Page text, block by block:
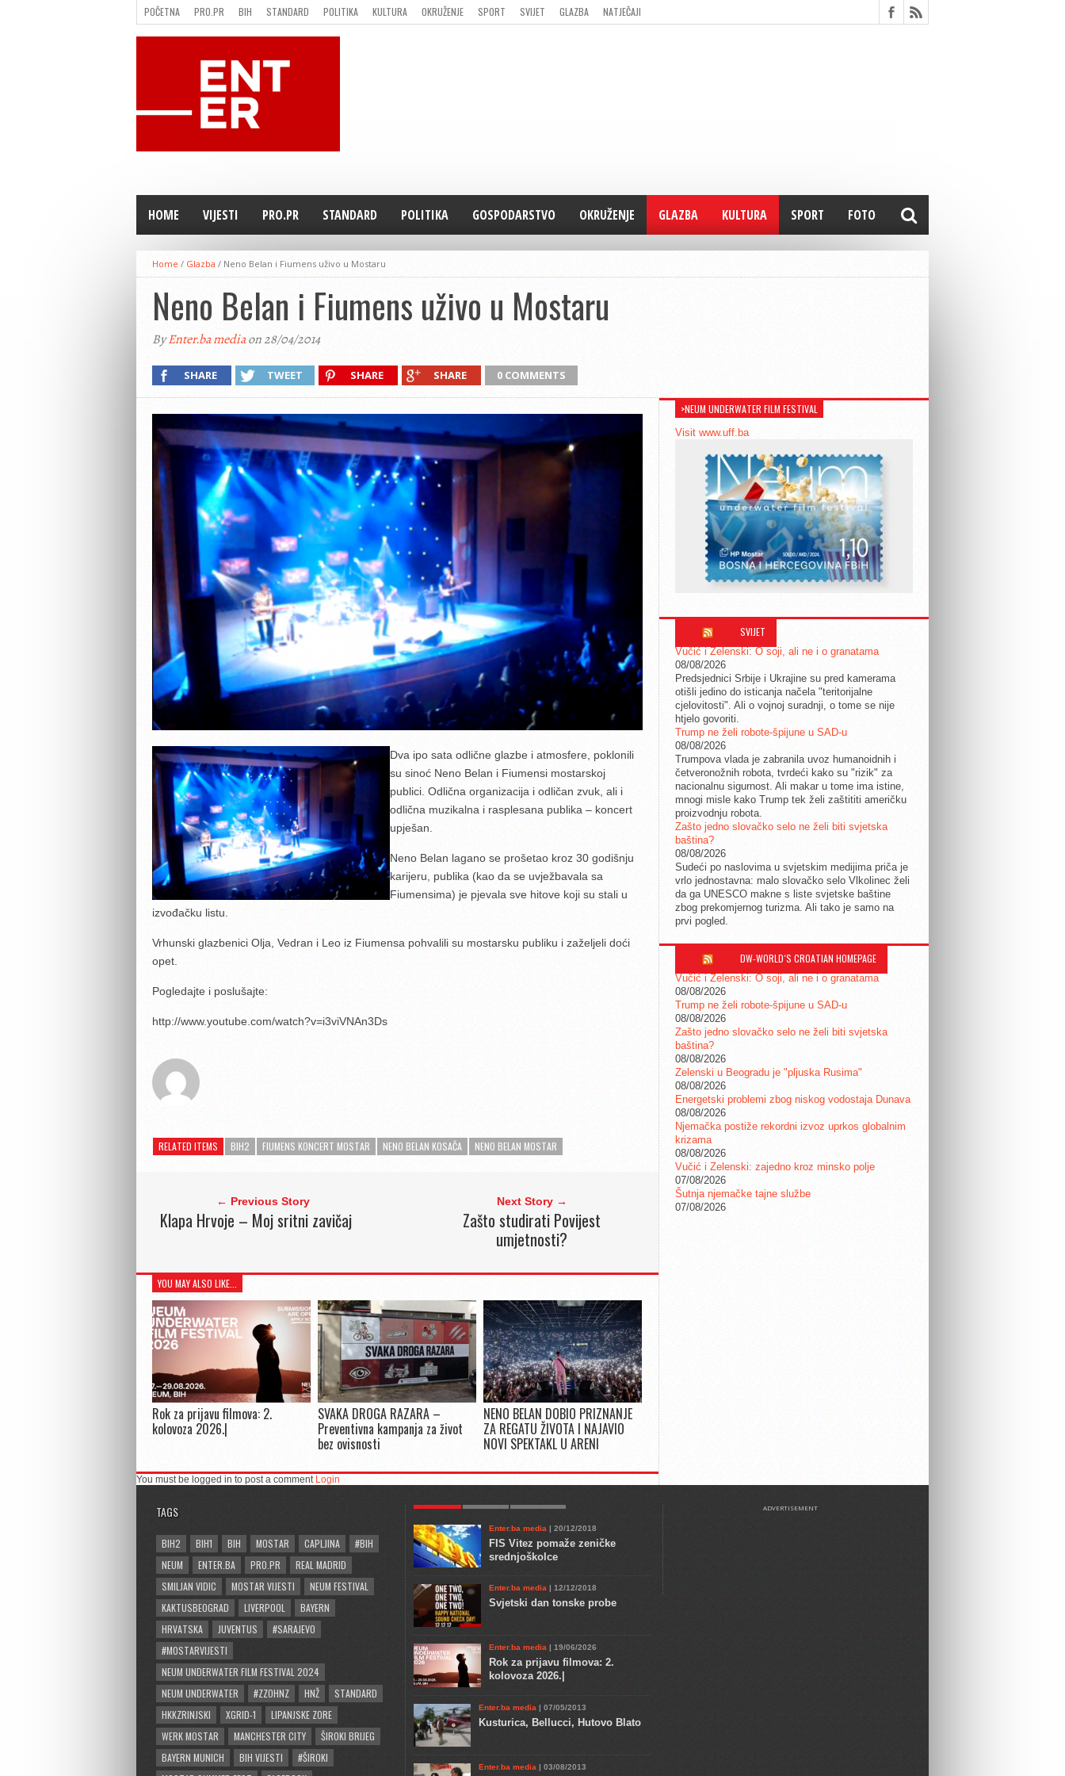
POČETNA PRO.PR BIH STANDARD POLITIKA KULTURA OKRUŽENJE SPORT SVIJET GLAZBA
NATJEČAJI
FILMING LOCATION IN BH
KONTAKT
HOME VIJESTI PRO.PR STANDARD POLITIKA GOSPODARSTVO OKRUŽENJE GLAZBA KULTURA SPORT FOTO
Home / Glazba / Neno Belan i Fiumens uživo u Mostaru
Neno Belan i Fiumens uživo u Mostaru
ByEnter.ba mediaon 28/04/2014
SHARE TWEET SHARE SHARE 0 COMMENTS
Dva ipo sata odlične glazbe i atmosfere, poklonili
su sinoć Neno Belan i Fiumensi mostarskoj
publici. Odlična organizacija i odličan zvuk, ali i
odlična muzikalna i rasplesana publika – koncert
upješan.
Neno Belan lagano se prošetao kroz 30 godišnju
karijeru, publika (kao da se uvježbavala sa
Fiumensima) je pjevala sve hitove koji su stali u
izvođačku listu.
Vrhunski glazbenici Olja, Vedran i Leo iz Fiumensa pohvalili su mostarsku publiku i zaželjeli doći
opet.
Pogledajte i poslušajte:
http://www.youtube.com/watch?v=i3viVNAn3Ds
RELATED ITEMS BIH2 FIUMENS KONCERT MOSTAR NENO BELAN KOSAČA NENO BELAN MOSTAR
← Previous Story
Klapa Hrvoje – Moj sritni zavičaj
Next Story →
Zašto studirati Povijest
umjetnosti?
YOU MAY ALSO LIKE...
Rok za prijavu filmova: 2.
kolovoza 2026.|
SVAKA DROGA RAZARA –
Preventivna kampanja za život
bez ovisnosti
NENO BELAN DOBIO PRIZNANJE
ZA REGATU ŽIVOTA I NAJAVIO
NOVI SPEKTAKL U ARENI
You must be logged in to post a comment Login
>NEUM UNDERWATER FILM FESTIVAL
Visit www.uff.ba
SVIJET
Vučić i Zelenski: O soji, ali ne i o granatama
08/08/2026
Predsjednici Srbije i Ukrajine su pred kamerama
otišli jedino do isticanja načela "teritorijalne
cjelovitosti". Ali o vojnoj suradnji, o tome se nije
htjelo govoriti.
Trump ne želi robote-špijune u SAD-u
08/08/2026
Trumpova vlada je zabranila uvoz humanoidnih i
četveronožnih robota, tvrdeći kako su "rizik" za
nacionalnu sigurnost. Ali makar u tome ima istine,
mnogi misle kako Trump tek želi zaštititi američku
proizvodnju robota.
Zašto jedno slovačko selo ne želi biti svjetska
baština?
08/08/2026
Sudeći po naslovima u svjetskim medijima priča je
vrlo jednostavna: malo slovačko selo Vlkolinec želi
da ga UNESCO makne s liste svjetske baštine
zbog prekomjernog turizma. Ali tako je samo na
prvi pogled.
DW-WORLD´S CROATIAN HOMEPAGE
Vučić i Zelenski: O soji, ali ne i o granatama
08/08/2026
Trump ne želi robote-špijune u SAD-u
08/08/2026
Zašto jedno slovačko selo ne želi biti svjetska
baština?
08/08/2026
Zelenski u Beogradu je "pljuska Rusima"
08/08/2026
Energetski problemi zbog niskog vodostaja Dunava
08/08/2026
Njemačka postiže rekordni izvoz uprkos globalnim
krizama
08/08/2026
Vučić i Zelenski: zajedno kroz minsko polje
07/08/2026
Šutnja njemačke tajne službe
07/08/2026
TAGS
BIH2 BIH1 BIH MOSTAR CAPLJINA
#BIH
NEUM
ENTER.BA PRO.PR
REAL MADRID
SMILJAN VIDIC
MOSTAR VIJESTI
NEUM FESTIVAL
KAKTUSBEOGRAD
LIVERPOOL
BAYERN
HRVATSKA
JUVENTUS
#SARAJEVO
#MOSTARVIJESTI
NEUM UNDERWATER FILM FESTIVAL 2024
NEUM UNDERWATER
#ZZOHNZ HNŽ
STANDARD
HKKZRINJSKI
XGRID-1
LIPANJSKE ZORE
WERK MOSTAR
MANCHESTER CITY
ŠIROKI BRIJEG
BAYERN MUNICH
BIH VIJESTI
#ŠIROKI
Enter.ba media | 20/12/2018
FIS Vitez pomaže zeničke
srednjoškolce
Enter.ba media | 12/12/2018
Svjetski dan tonske probe
Enter.ba media | 19/06/2026
Rok za prijavu filmova: 2.
kolovoza 2026.|
Enter.ba media | 07/05/2013
Kusturica, Bellucci, Hutovo Blato
Enter.ba media | 03/08/2013
ADVERTISEMENT